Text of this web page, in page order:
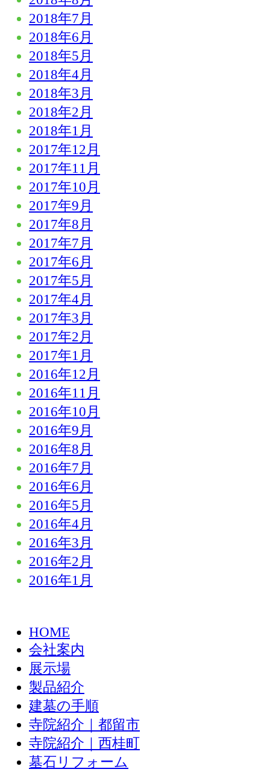
2018年7月
2018年6月
2018年5月
2018年4月
2018年3月
2018年2月
2018年1月
2017年12月
2017年11月
2017年10月
2017年9月
2017年8月
2017年7月
2017年6月
2017年5月
2017年4月
2017年3月
2017年2月
2017年1月
2016年12月
2016年11月
2016年10月
2016年9月
2016年8月
2016年7月
2016年6月
2016年5月
2016年4月
2016年3月
2016年2月
2016年1月
HOME
会社案内
展示場
製品紹介
建墓の手順
寺院紹介｜都留市
寺院紹介｜西桂町
墓石リフォーム